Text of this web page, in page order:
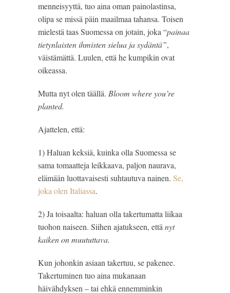
menneisyyttä, tuo aina oman painolastinsa,
olipa se missä päin maailmaa tahansa. Toisen
mielestä taas Suomessa on jotain, joka “painaa
tietynlaisten ihmisten sielua ja sydäntä”,
väistämättä. Luulen, että he kumpikin ovat
oikeassa.
Mutta nyt olen täällä. Bloom where you’re
planted.
Ajattelen, että:
1) Haluan keksiä, kuinka olla Suomessa se
sama tomaatteja leikkaava, paljon naurava,
elämään luottavaisesti suhtautuva nainen. Se,
joka olen Italiassa.
2) Ja toisaalta: haluan olla takertumatta liikaa
tuohon naiseen. Siihen ajatukseen, että nyt
kaiken on muututtava.
Kun johonkin asiaan takertuu, se pakenee.
Takertuminen tuo aina mukanaan
häivähdyksen – tai ehkä ennemminkin